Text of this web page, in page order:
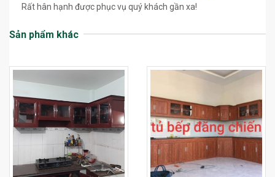
Rất hân hạnh được phục vụ quý khách gần xa!
Sản phẩm khác